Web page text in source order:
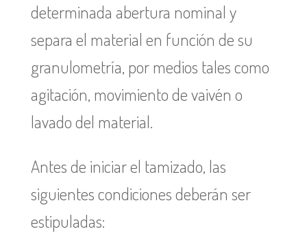
determinada abertura nominal y
separa el material en función de su
granulometría, por medios tales como
agitación, movimiento de vaivén o
lavado del material.
Antes de iniciar el tamizado, las
siguientes condiciones deberán ser
estipuladas: